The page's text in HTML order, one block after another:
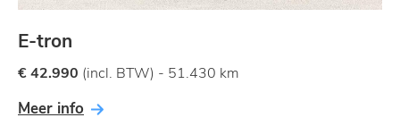
E-tron
€ 42.990 (incl. BTW) - 51.430 km
Meer info